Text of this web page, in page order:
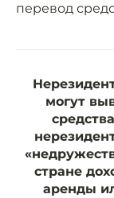
перевод
могут
стране
аренды